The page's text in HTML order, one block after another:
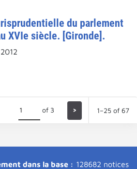
du parlement
XVIe siècle. [Gironde].
of 3 > 1–25 of 67
dans la base : 128682 notices